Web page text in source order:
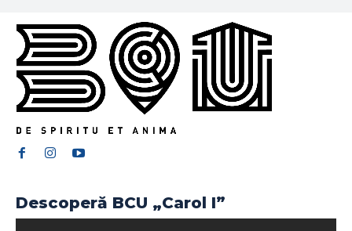
Descoperă BCU „Carol I”